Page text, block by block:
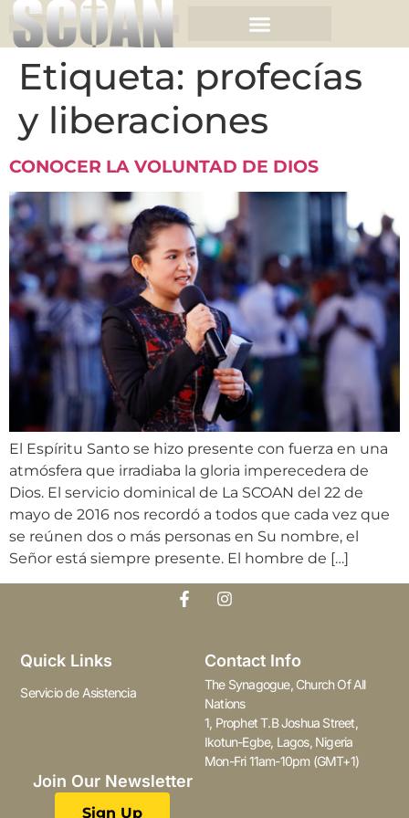
Etiqueta: profecías
y liberaciones
CONOCER LA VOLUNTAD DE DIOS
El Espíritu Santo se hizo presente con fuerza en una
atmósfera que irradiaba la gloria imperecedera de
Dios. El servicio dominical de La SCOAN del 22 de
mayo de 2016 nos recordó a todos que cada vez que
se reúnen dos o más personas en Su nombre, el
Señor está siempre presente. El hombre de […]
Quick Links
Servicio de Asistencia
Contact Info
The Synagogue, Church Of All
Nations
1, Prophet T.B Joshua Street,
Ikotun-Egbe, Lagos, Nigeria
Mon-Fri 11am-10pm (GMT+1)
Join Our Newsletter
Sign Up